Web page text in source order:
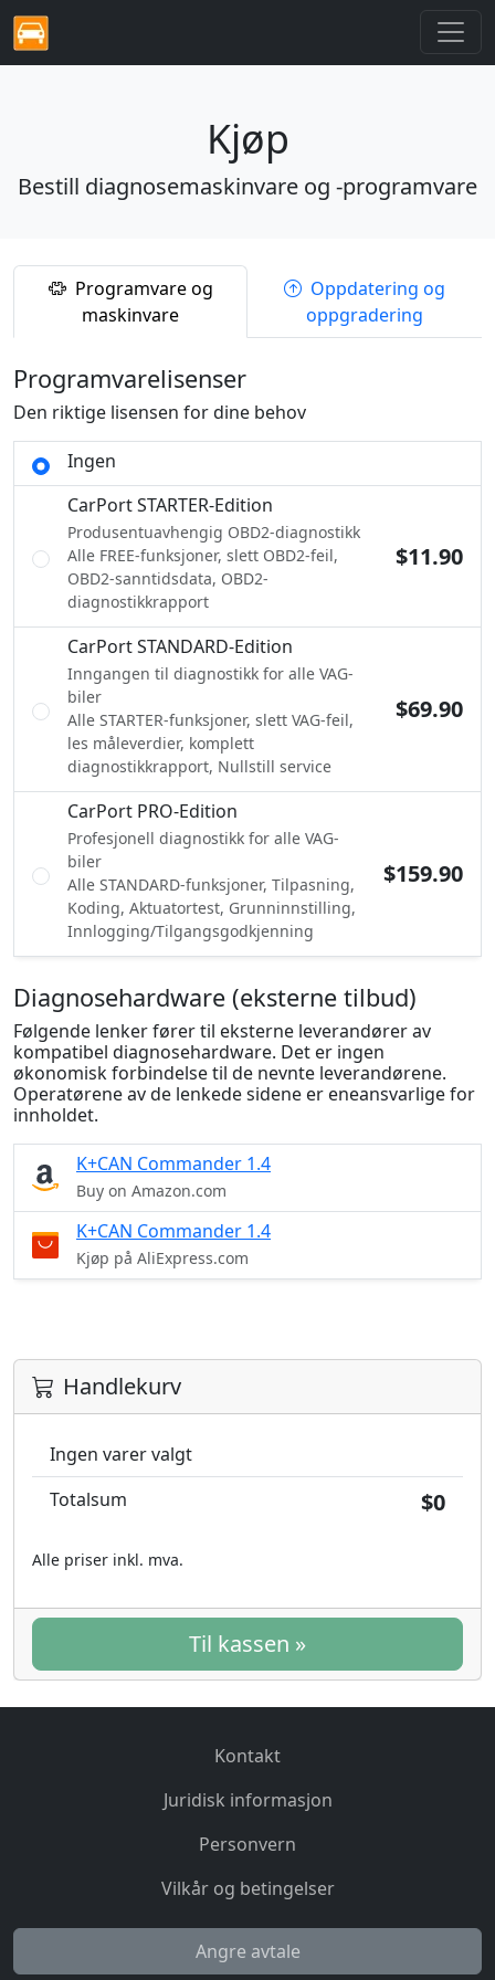
Kjøp
Bestill diagnosemaskinvare og -programvare
Programvare og
maskinvare
Oppdatering og
oppgradering
Programvarelisenser
Den riktige lisensen for dine behov
Ingen
CarPort STARTER-Edition
Produsentuavhengig OBD2-diagnostikk
Alle FREE-funksjoner, slett OBD2-feil,
OBD2-sanntidsdata, OBD2-
diagnostikkrapport
$11.90
CarPort STANDARD-Edition
Inngangen til diagnostikk for alle VAG-
biler
Alle STARTER-funksjoner, slett VAG-feil,
les måleverdier, komplett
diagnostikkrapport, Nullstill service
$69.90
CarPort PRO-Edition
Profesjonell diagnostikk for alle VAG-
biler
Alle STANDARD-funksjoner, Tilpasning,
Koding, Aktuatortest, Grunninnstilling,
Innlogging/Tilgangsgodkjenning
$159.90
Diagnosehardware (eksterne tilbud)
Følgende lenker fører til eksterne leverandører av
kompatibel diagnosehardware. Det er ingen
økonomisk forbindelse til de nevnte leverandørene.
Operatørene av de lenkede sidene er eneansvarlige for
innholdet.
K+CAN Commander 1.4
Buy on Amazon.com
K+CAN Commander 1.4
Kjøp på AliExpress.com
Handlekurv
Ingen varer valgt
Totalsum
$0
Alle priser inkl. mva.
Til kassen »
Kontakt
Juridisk informasjon
Personvern
Vilkår og betingelser
Angre avtale